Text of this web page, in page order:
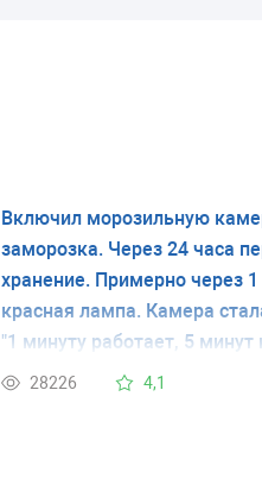
Включил морозильную
заморозка. Через 24 часа
хранение. Примерно через 1
красная лампа. Камера
"1 минуту работает, 5 минут
при этом постоянно горит
28226 4,1